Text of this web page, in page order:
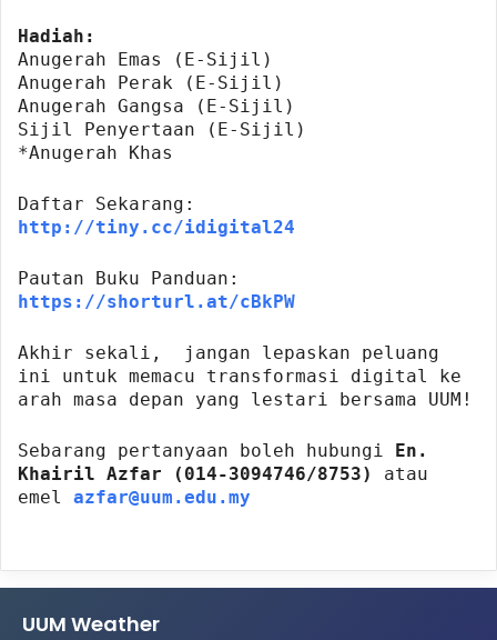
Hadiah:
Anugerah Emas (E-Sijil)
Anugerah Perak (E-Sijil)
Anugerah Gangsa (E-Sijil)
Sijil Penyertaan (E-Sijil)
*Anugerah Khas
Daftar Sekarang:
http://tiny.cc/idigital24
Pautan Buku Panduan:
https://shorturl.at/cBkPW
Akhir sekali, jangan lepaskan peluang
ini untuk memacu transformasi digital ke
arah masa depan yang lestari bersama UUM!
Sebarang pertanyaan boleh hubungi
En.
Khairil Azfar (014-3094746/8753)
atau
emel azfar@uum.edu.my
UUM Weather